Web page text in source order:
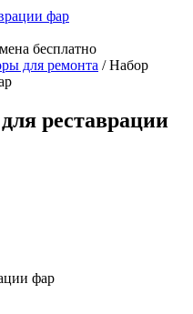
бесплатно
для ремонта /Набор
реставрации
фар